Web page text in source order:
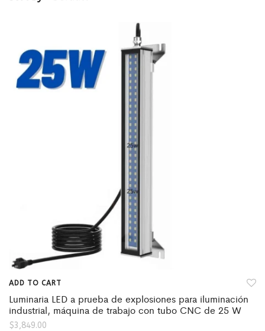
ADD TO CART
Luminaria LED a prueba de explosiones para iluminación
industrial, máquina de trabajo con tubo CNC de 25 W
$3,849.00